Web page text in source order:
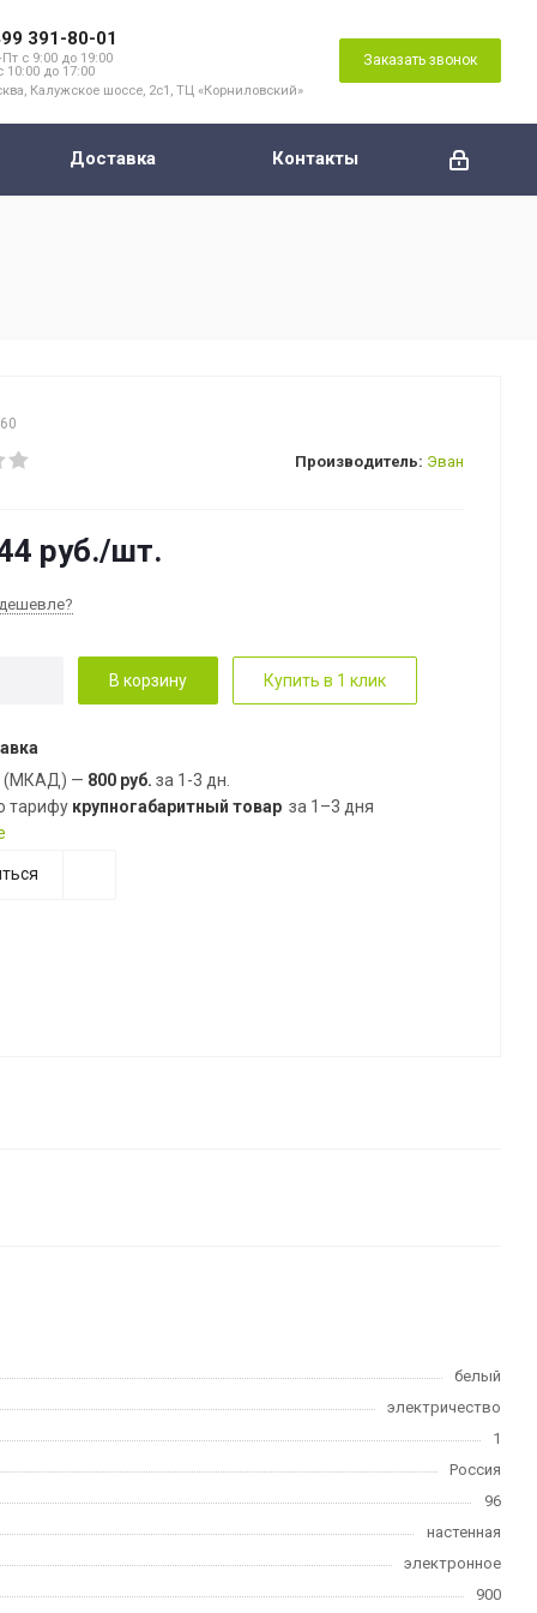
391-80-01
с 9:00 до 19:00
10:00 до 17:00
Калужское шоссе, 2с1, ТЦ «Корниловский»
Заказать звонок
Доставка Контакты
Производитель: Эван
руб./шт.
В корзину Купить в 1 клик
(МКАД) — 800 руб. за 1-3 дн.
тарифу крупногабаритный товар за 1–3 дня
белый
электричество
1
Россия
96
настенная
электронное
900